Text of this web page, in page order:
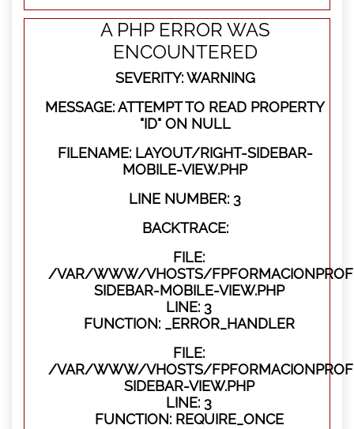
A PHP ERROR WAS
ENCOUNTERED
SEVERITY: WARNING
MESSAGE: ATTEMPT TO READ PROPERTY
"ID" ON NULL
FILENAME: LAYOUT/RIGHT-SIDEBAR-
MOBILE-VIEW.PHP
LINE NUMBER: 3
BACKTRACE:
FILE:
/VAR/WWW/VHOSTS/
SIDEBAR-MOBILE-VIEW.PHP
LINE: 3
FUNCTION: _ERROR_HANDLER
FILE:
/VAR/WWW/VHOSTS/
SIDEBAR-VIEW.PHP
LINE: 3
FUNCTION: REQUIRE_ONCE